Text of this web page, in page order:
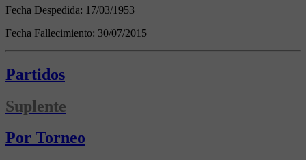
Fecha Despedida: 17/03/1953
Fecha Fallecimiento: 30/07/2015
Partidos
Suplente
Por Torneo